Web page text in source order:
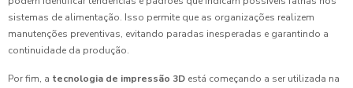
sistemas de alimentação. Isso permite que as organizações realizem
manutenções preventivas, evitando paradas inesperadas e garantindo a
continuidade da produção.
Por fim, a tecnologia de impressão 3D está começando a ser utilizada na